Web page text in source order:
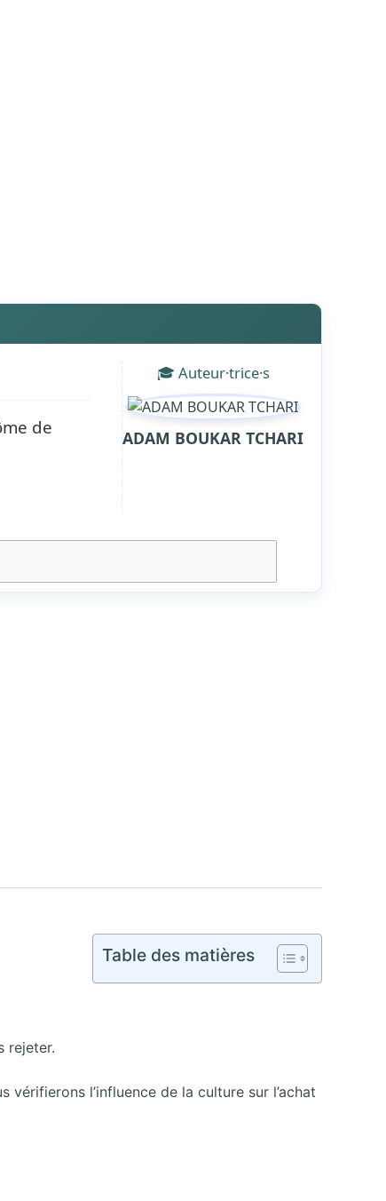
de
🎓 Auteur·trice·s
ADAM BOUKAR TCHARI
Table des matières
rejeter.
vérifierons l’influence de la culture sur l’achat